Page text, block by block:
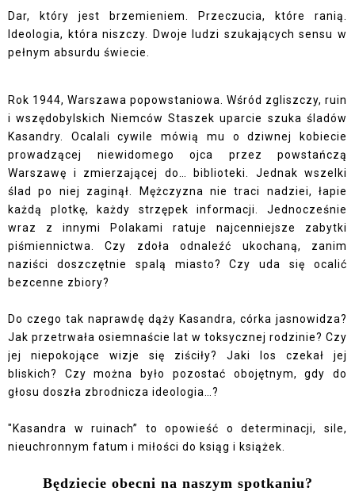
Dar, który jest brzemieniem. Przeczucia, które ranią.
Ideologia, która niszczy. Dwoje ludzi szukających sensu w
pełnym absurdu świecie.
Rok 1944, Warszawa popowstaniowa. Wśród zgliszczy, ruin
i wszędobylskich Niemców Staszek uparcie szuka śladów
Kasandry. Ocalali cywile mówią mu o dziwnej kobiecie
prowadzącej niewidomego ojca przez powstańczą
Warszawę i zmierzającej do… biblioteki. Jednak wszelki
ślad po niej zaginął. Mężczyzna nie traci nadziei, łapie
każdą plotkę, każdy strzępek informacji. Jednocześnie
wraz z innymi Polakami ratuje najcenniejsze zabytki
piśmiennictwa. Czy zdoła odnaleźć ukochaną, zanim
naziści doszczętnie spalą miasto? Czy uda się ocalić
bezcenne zbiory?
Do czego tak naprawdę dąży Kasandra, córka jasnowidza?
Jak przetrwała osiemnaście lat w toksycznej rodzinie? Czy
jej niepokojące wizje się ziściły? Jaki los czekał jej
bliskich? Czy można było pozostać obojętnym, gdy do
głosu doszła zbrodnicza ideologia…?
"Kasandra w ruinach” to opowieść o determinacji, sile,
nieuchronnym fatum i miłości do ksiąg i książek.
Będziecie obecni na naszym spotkaniu?